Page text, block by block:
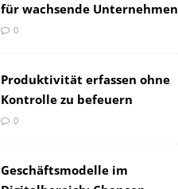
für wachsende Unternehmen
0
Produktivität erfassen ohne
Kontrolle zu befeuern
0
Geschäftsmodelle im